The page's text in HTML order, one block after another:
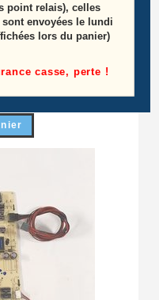
point relais), celles
envoyées le lundi
lors du panier)
casse, perte !